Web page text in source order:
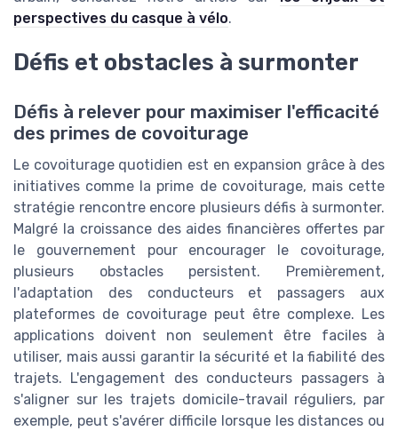
perspectives du casque à vélo.
Défis et obstacles à surmonter
Défis à relever pour maximiser l'efficacité
des primes de covoiturage
Le covoiturage quotidien est en expansion grâce à des
initiatives comme la prime de covoiturage, mais cette
stratégie rencontre encore plusieurs défis à surmonter.
Malgré la croissance des aides financières offertes par
le gouvernement pour encourager le covoiturage,
plusieurs obstacles persistent. Premièrement,
l'adaptation des conducteurs et passagers aux
plateformes de covoiturage peut être complexe. Les
applications doivent non seulement être faciles à
utiliser, mais aussi garantir la sécurité et la fiabilité des
trajets. L'engagement des conducteurs passagers à
s'aligner sur les trajets domicile-travail réguliers, par
exemple, peut s'avérer difficile lorsque les distances ou